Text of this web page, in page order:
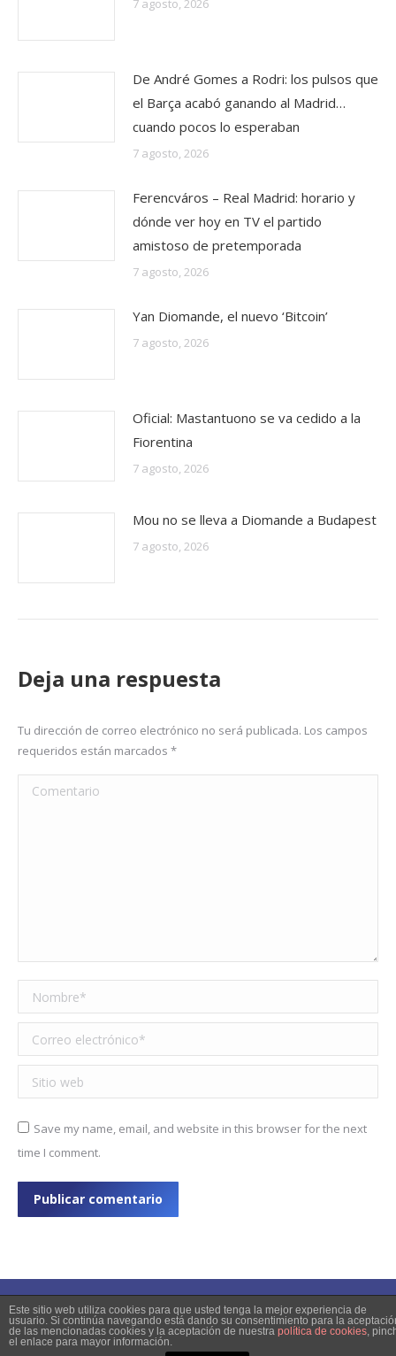
7 agosto, 2026
De André Gomes a Rodri: los pulsos que
el Barça acabó ganando al Madrid…
cuando pocos lo esperaban
7 agosto, 2026
Ferencváros – Real Madrid: horario y
dónde ver hoy en TV el partido
amistoso de pretemporada
7 agosto, 2026
Yan Diomande, el nuevo ‘Bitcoin’
7 agosto, 2026
Oficial: Mastantuono se va cedido a la
Fiorentina
7 agosto, 2026
Mou no se lleva a Diomande a Budapest
7 agosto, 2026
Deja una respuesta
Tu dirección de correo electrónico no será publicada. Los campos
requeridos están marcados *
Comentario
Nombre *
Correo electrónico *
Sitio web
Save my name, email, and website in this browser for the next
time I comment.
Publicar comentario
© 2023 Copyright
Este sitio web utiliza cookies para que usted tenga la mejor experiencia de
usuario. Si continúa navegando está dando su consentimiento para la
de las mencionadas cookies y la aceptación de nuestra política de cookies,
el enlace para mayor información.